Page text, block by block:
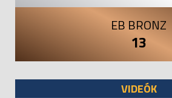
EB BRONZ
13
VIDEÓK